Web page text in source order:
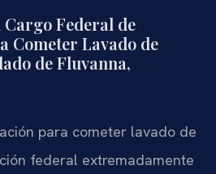
Federal de
Cometer Lavado de
de Fluvanna,
para cometer lavado de
federal extremadamente